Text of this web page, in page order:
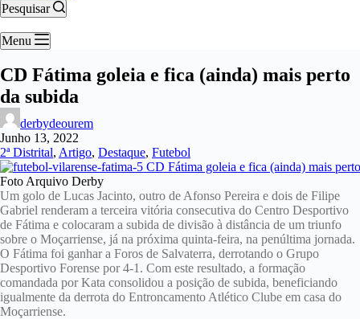
Pesquisar
Menu
CD Fátima goleia e fica (ainda) mais perto
da subida
derbydeourem
Junho 13, 2022
2ª Distrital, Artigo, Destaque, Futebol
Foto Arquivo Derby
Um golo de Lucas Jacinto, outro de Afonso Pereira e dois de Filipe
Gabriel renderam a terceira vitória consecutiva do Centro Desportivo
de Fátima e colocaram a subida de divisão à distância de um triunfo
sobre o Moçarriense, já na próxima quinta-feira, na penúltima jornada.
O Fátima foi ganhar a Foros de Salvaterra, derrotando o Grupo
Desportivo Forense por 4-1. Com este resultado, a formação
comandada por Kata consolidou a posição de subida, beneficiando
igualmente da derrota do Entroncamento Atlético Clube em casa do
Moçarriense.